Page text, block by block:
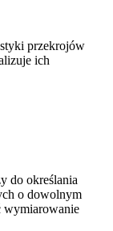
przekrojów
ich
do określania
o dowolnym
wymiarowanie